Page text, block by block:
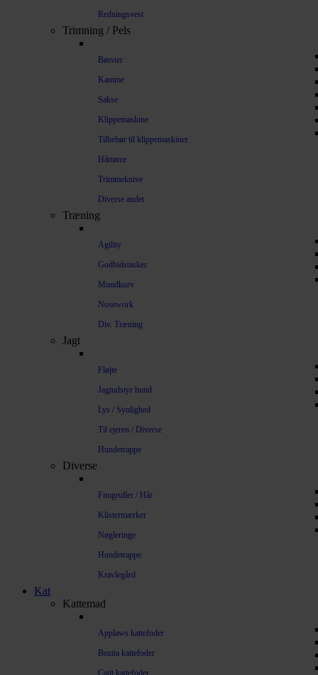
Redningsvest
Trimning / Pels
Børster
Kamme
Sakse
Klippemaskine
Tilbehør til klippemaskiner
Hårtørre
Trimmeknive
Diverse andet
Træning
Agility
Godbidstasker
Mundkurv
Nosework
Div. Træning
Jagt
Fløjte
Jagtudstyr hund
Lys / Synlighed
Til ejeren / Diverse
Hundetrappe
Diverse
Fnugruller / Hår
Klistermærker
Nøgleringe
Hundetrappe
Kravlegård
Kat
Kattemad
Applaws kattefoder
Bozita kattefoder
Catit kattefoder